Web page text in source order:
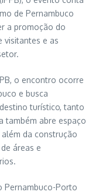
de Pernambuco
a promoção do
visitantes e as
o encontro ocorre
e busca
turístico, tanto
também abre espaço
da construção
áreas e
Pernambuco-Porto